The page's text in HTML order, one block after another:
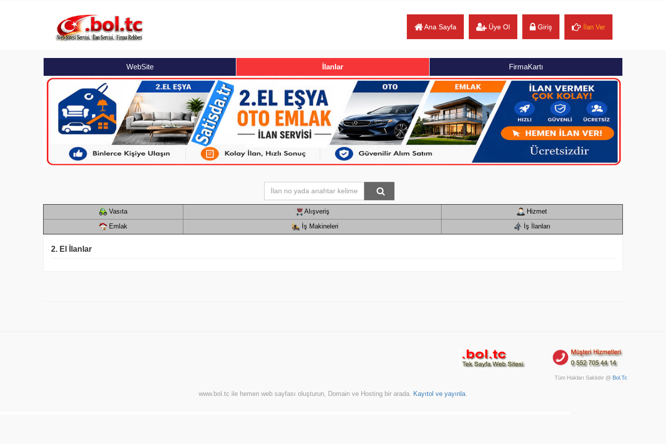
Ana Sayfa Üye Ol Giriş İlan Ver
WebSite İlanlar FirmaKartı
Vasıta Alışveriş
Hizmet
Emlak
İş Makineleri İş İlanları
2. El İlanlar
Tüm Hakları Saklıdır @ Bol.Tc
www.bol.tc ile hemen web sayfası oluşturun, Domain ve Hosting bir arada. Kayıtol ve yayınla